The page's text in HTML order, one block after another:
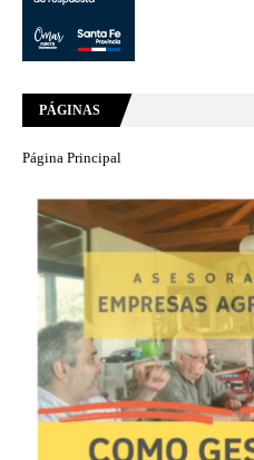
PÁGINAS
Página Principal